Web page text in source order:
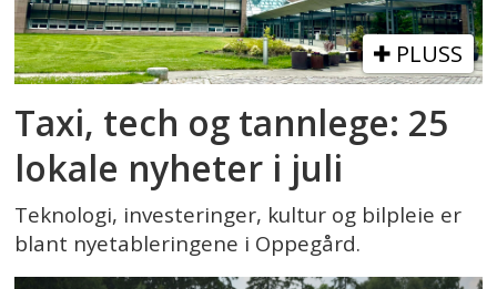
PLUSS
Taxi, tech og tannlege: 25
lokale nyheter i juli
Teknologi, investeringer, kultur og bilpleie er
blant nyetableringene i Oppegård.